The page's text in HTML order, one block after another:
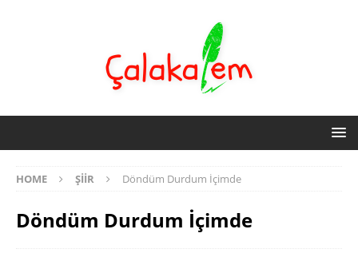
HOME ŞIIR Döndüm Durdum İçimde
Döndüm Durdum İçimde